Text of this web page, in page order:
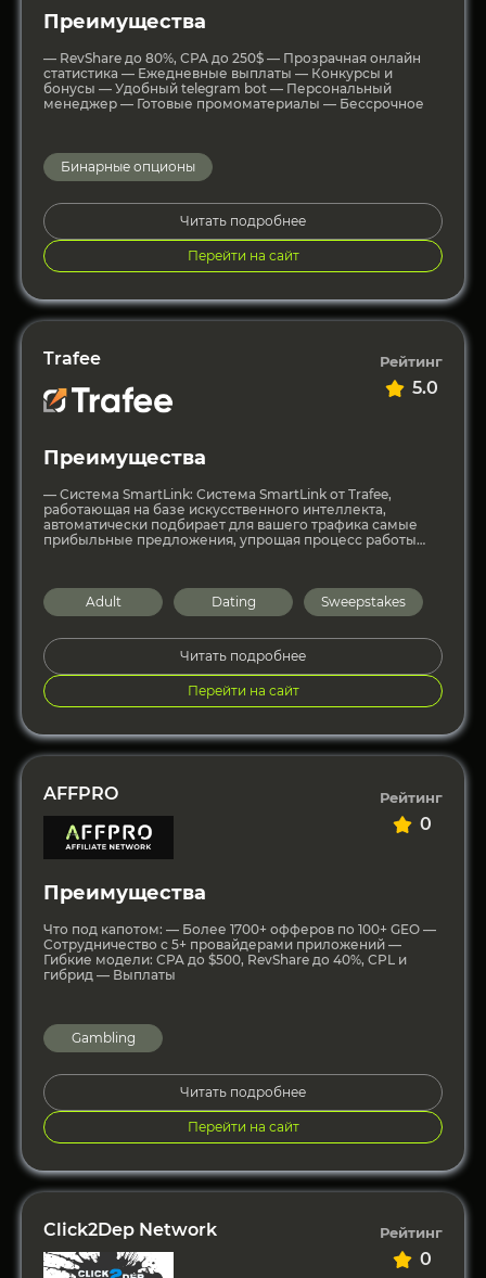
Преимущества
— RevShare до 80%, СРА до 250$ — Прозрачная онлайн
статистика — Ежедневные выплаты — Конкурсы и
бонусы — Удобный telegram bot — Персональный
менеджер — Готовые промоматериалы — Бессрочное
Бинарные опционы
Читать подробнее
Перейти на сайт
Trafee Рейтинг
5.0
Преимущества
— Система SmartLink: Система SmartLink от Trafee,
работающая на базе искусственного интеллекта,
автоматически подбирает для вашего трафика самые
прибыльные предложения, упрощая процесс работы
Adult
Dating Sweepstakes
Читать подробнее
Перейти на сайт
AFFPRO Рейтинг
0
Преимущества
Что под капотом: — Более 1700+ офферов по 100+ GEO —
Сотрудничество с 5+ провайдерами приложений —
Гибкие модели: CPA до $500, RevShare до 40%, CPL и
гибрид — Выплаты
Gambling
Читать подробнее
Перейти на сайт
Click2Dep Network Рейтинг
0